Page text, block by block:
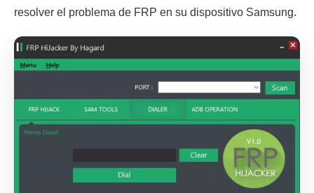
resolver el problema de FRP en su dispositivo Samsung.